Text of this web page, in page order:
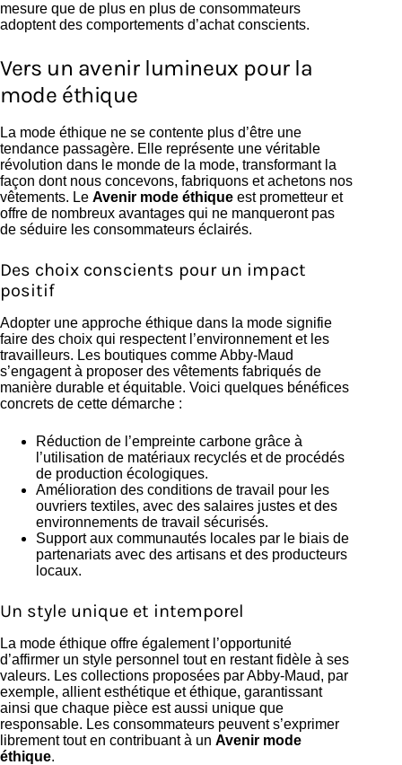
mesure que de plus en plus de consommateurs
adoptent des comportements d’achat conscients.
Vers un avenir lumineux pour la
mode éthique
La mode éthique ne se contente plus d’être une
tendance passagère. Elle représente une véritable
révolution dans le monde de la mode, transformant la
façon dont nous concevons, fabriquons et achetons nos
vêtements. Le Avenir mode éthique est prometteur et
offre de nombreux avantages qui ne manqueront pas
de séduire les consommateurs éclairés.
Des choix conscients pour un impact
positif
Adopter une approche éthique dans la mode signifie
faire des choix qui respectent l’environnement et les
travailleurs. Les boutiques comme Abby-Maud
s’engagent à proposer des vêtements fabriqués de
manière durable et équitable. Voici quelques bénéfices
concrets de cette démarche :
Réduction de l’empreinte carbone grâce à
l’utilisation de matériaux recyclés et de procédés
de production écologiques.
Amélioration des conditions de travail pour les
ouvriers textiles, avec des salaires justes et des
environnements de travail sécurisés.
Support aux communautés locales par le biais de
partenariats avec des artisans et des producteurs
locaux.
Un style unique et intemporel
La mode éthique offre également l’opportunité
d’affirmer un style personnel tout en restant fidèle à ses
valeurs. Les collections proposées par Abby-Maud, par
exemple, allient esthétique et éthique, garantissant
ainsi que chaque pièce est aussi unique que
responsable. Les consommateurs peuvent s’exprimer
librement tout en contribuant à un Avenir mode
éthique.